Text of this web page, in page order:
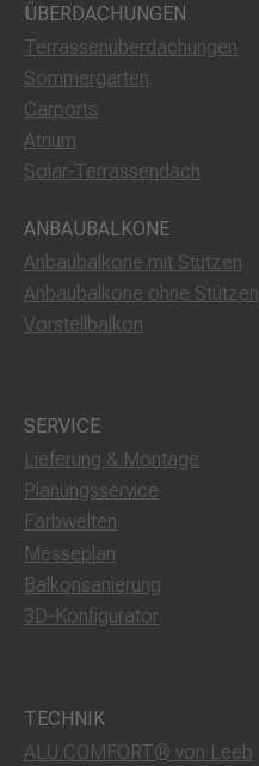
ÜBERDACHUNGEN
Terrassenüberdachungen
Sommergarten
Carports
Atrium
Solar-Terrassendach
ANBAUBALKONE
Anbaubalkone mit Stützen
Anbaubalkone ohne Stützen
Vorstellbalkon
SERVICE
Lieferung & Montage
Planungsservice
Farbwelten
Messeplan
Balkonsanierung
3D-Konfigurator
TECHNIK
ALU COMFORT® von Leeb